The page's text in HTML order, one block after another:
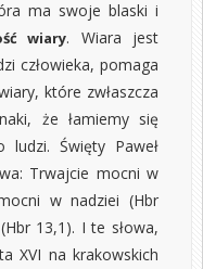
ma swoje blaski i
wiary. Wiara jest
człowieka, pomaga
które zwłaszcza
że łamiemy się
Święty Paweł
Trwajcie mocni w
w nadziei (Hbr
13,1). I te słowa,
XVI na krakowskich